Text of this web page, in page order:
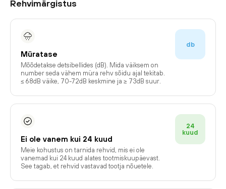
Rehvimärgistus
Müratase
Mõõdetakse detsibellides (dB). Mida väiksem on
number seda vähem müra rehv sõidu ajal tekitab.
≤ 68dB väike, 70-72dB keskmine ja ≥ 73dB suur.
db
Ei ole vanem kui 24 kuud
Meie kohustus on tarnida rehvid, mis ei ole
vanemad kui 24 kuud alates tootmiskuupäevast.
See tagab, et rehvid vastavad tootja nõuetele.
24
kuud